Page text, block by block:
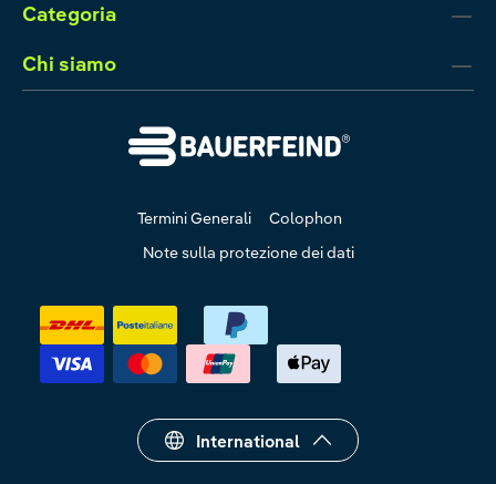
Categoria
Chi siamo
Termini Generali
Colophon
Note sulla protezione dei dati
International